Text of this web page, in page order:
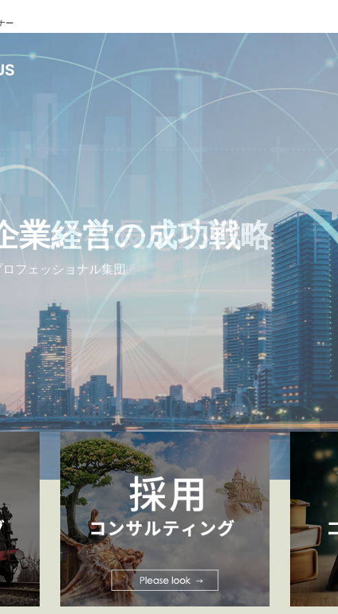
ー
業経営の成功戦略
フェッショナル集団
の実践。現場主義
コンサルティング